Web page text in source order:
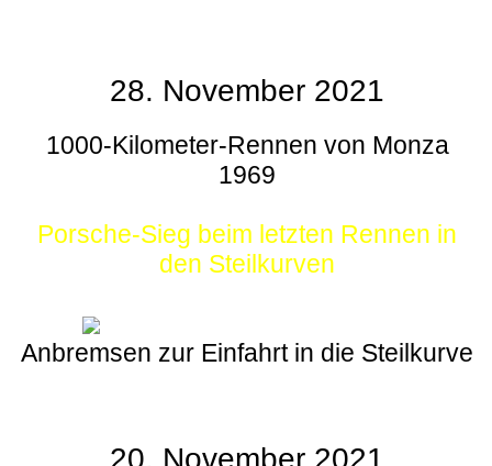
28. November 2021
1000-Kilometer-Rennen von Monza
1969
Porsche-Sieg beim letzten Rennen in
den Steilkurven
Anbremsen zur Einfahrt in die Steilkurve